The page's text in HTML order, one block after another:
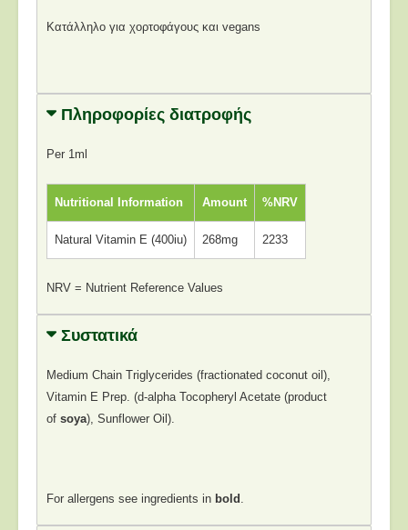
Κατάλληλο για χορτοφάγους και vegans
Πληροφορίες διατροφής
Per 1ml
Nutritional Information Amount %NRV
Natural Vitamin E (400iu) 268mg 2233
NRV = Nutrient Reference Values
Συστατικά
Medium Chain Triglycerides (fractionated coconut oil),
Vitamin E Prep. (d-alpha Tocopheryl Acetate (product
of soya), Sunflower Oil).
For allergens see ingredients in bold .